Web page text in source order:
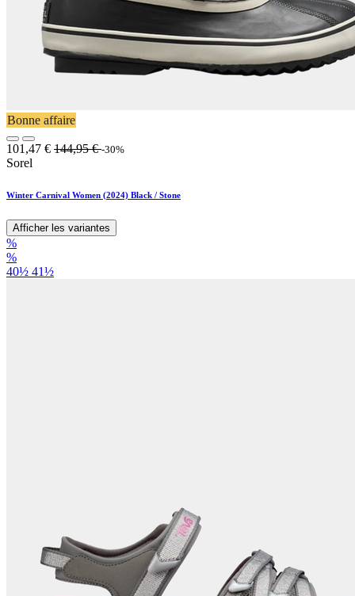
Bonne affaire
101,47 € 144,95€ -30%
Sorel
Winter Carnival Women (2024) Black / Stone
Afficher les variantes
%
%
40½ 41½